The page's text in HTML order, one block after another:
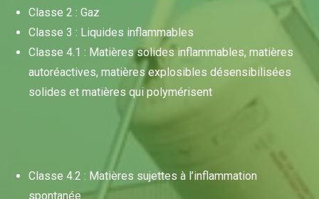
Classe 2 : Gaz
Classe 3 : Liquides inflammables
Classe 4.1 : Matières solides inflammables, matières
autoréactives, matières explosibles désensibilisées
solides et matières qui polymérisent
Classe 4.2 : Matières sujettes à l’inflammation
spontanée